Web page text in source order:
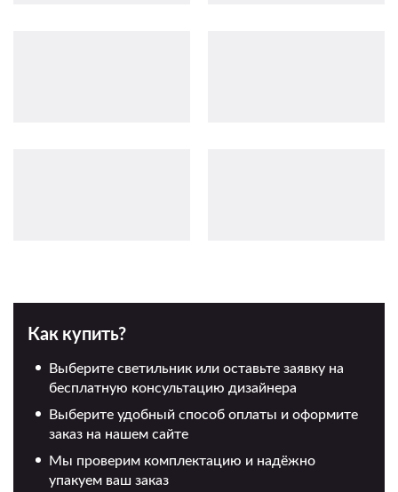
Как купить?
Выберите светильник или оставьте заявку на
бесплатную консультацию дизайнера
Выберите удобный способ оплаты и оформите
заказ на нашем сайте
Мы проверим комплектацию и надёжно
упакуем ваш заказ